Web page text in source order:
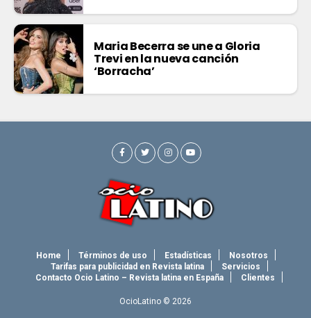
Maria Becerra se une a Gloria
Trevi en la nueva canción
‘Borracha’
Home Términos de uso Estadísticas
Nosotros
Tarifas para publicidad en Revista latina
Servicios
Contacto Ocio Latino – Revista latina en España
Clientes
OcioLatino © 2026